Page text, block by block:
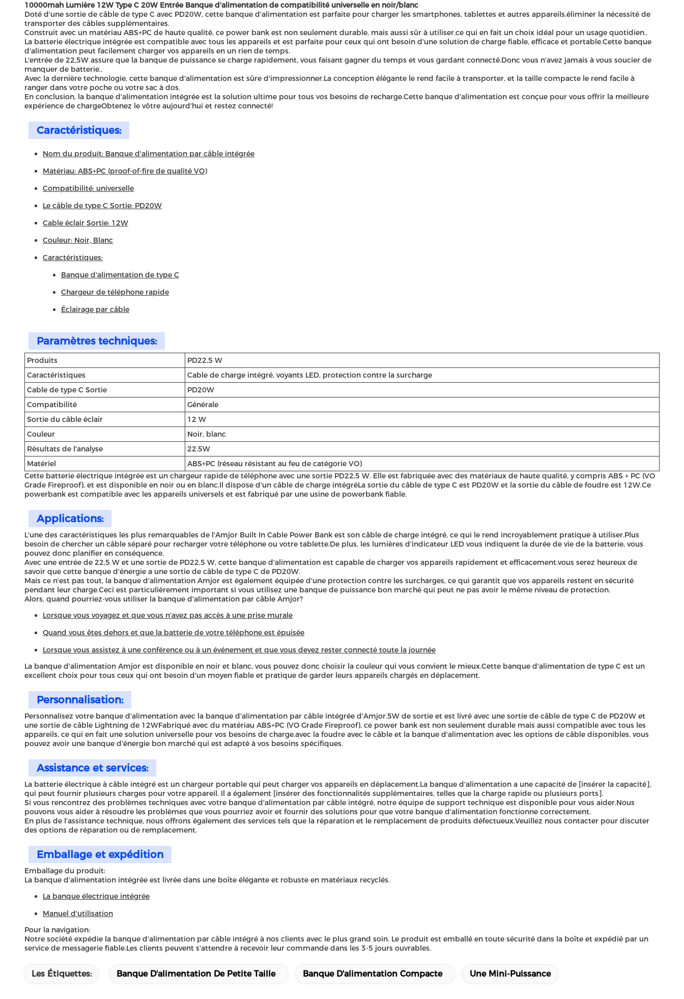
10000mah Lumière 12W Type C 20W Entrée Banque d'alimentation de compatibilité universelle en noir/blanc
Doté d'une sortie de câble de type C avec PD20W, cette banque d'alimentation est parfaite pour charger les smartphones, tablettes et autres appareils.éliminer la nécessité de
transporter des câbles supplémentaires.
Construit avec un matériau ABS+PC de haute qualité, ce power bank est non seulement durable, mais aussi sûr à utiliser.ce qui en fait un choix idéal pour un usage quotidien..
La batterie électrique intégrée est compatible avec tous les appareils et est parfaite pour ceux qui ont besoin d'une solution de charge fiable, efficace et portable.Cette banque
d'alimentation peut facilement charger vos appareils en un rien de temps.
L'entrée de 22,5W assure que la banque de puissance se charge rapidement, vous faisant gagner du temps et vous gardant connecté.Donc vous n'avez jamais à vous soucier de
manquer de batterie..
Avec la dernière technologie, cette banque d'alimentation est sûre d'impressionner.La conception élégante le rend facile à transporter, et la taille compacte le rend facile à
ranger dans votre poche ou votre sac à dos.
En conclusion, la banque d'alimentation intégrée est la solution ultime pour tous vos besoins de recharge.Cette banque d'alimentation est conçue pour vous offrir la meilleure
expérience de chargeObtenez le vôtre aujourd'hui et restez connecté!
Caractéristiques:
Nom du produit: Banque d'alimentation par câble intégrée
Matériau: ABS+PC (proof-of-fire de qualité VO)
Compatibilité: universelle
Le câble de type C Sortie: PD20W
Cable éclair Sortie: 12W
Couleur: Noir, Blanc
Caractéristiques:
Banque d'alimentation de type C
Chargeur de téléphone rapide
Éclairage par câble
Paramètres techniques:
Produits
PD22,5 W
Caractéristiques
Cable de charge intégré, voyants LED, protection contre la surcharge
Cable de type C Sortie
PD20W
Compatibilité
Générale
Sortie du câble éclair
12 W
Couleur
Noir, blanc
Résultats de l'analyse
22.5W
Matériel
ABS+PC (réseau résistant au feu de catégorie VO)
Cette batterie électrique intégrée est un chargeur rapide de téléphone avec une sortie PD22,5 W. Elle est fabriquée avec des matériaux de haute qualité, y compris ABS + PC (VO
Grade Fireproof), et est disponible en noir ou en blanc.Il dispose d'un câble de charge intégréLa sortie du câble de type C est PD20W et la sortie du câble de foudre est 12W.Ce
powerbank est compatible avec les appareils universels et est fabriqué par une usine de powerbank fiable.
Applications:
L'une des caractéristiques les plus remarquables de l'Amjor Built In Cable Power Bank est son câble de charge intégré, ce qui le rend incroyablement pratique à utiliser.Plus
besoin de chercher un câble séparé pour recharger votre téléphone ou votre tablette.De plus, les lumières d'indicateur LED vous indiquent la durée de vie de la batterie, vous
pouvez donc planifier en conséquence.
Avec une entrée de 22,5 W et une sortie de PD22,5 W, cette banque d'alimentation est capable de charger vos appareils rapidement et efficacement.vous serez heureux de
savoir que cette banque d'énergie a une sortie de câble de type C de PD20W.
Mais ce n'est pas tout, la banque d'alimentation Amjor est également équipée d'une protection contre les surcharges, ce qui garantit que vos appareils restent en sécurité
pendant leur charge.Ceci est particulièrement important si vous utilisez une banque de puissance bon marché qui peut ne pas avoir le même niveau de protection.
Alors, quand pourriez-vous utiliser la banque d'alimentation par câble Amjor?
Lorsque vous voyagez et que vous n'avez pas accès à une prise murale
Quand vous êtes dehors et que la batterie de votre téléphone est épuisée
Lorsque vous assistez à une conférence ou à un événement et que vous devez rester connecté toute la journée
La banque d'alimentation Amjor est disponible en noir et blanc, vous pouvez donc choisir la couleur qui vous convient le mieux.Cette banque d'alimentation de type C est un
excellent choix pour tous ceux qui ont besoin d'un moyen fiable et pratique de garder leurs appareils chargés en déplacement.
Personnalisation:
Personnalisez votre banque d'alimentation avec la banque d'alimentation par câble intégrée d'Amjor.5W de sortie et est livré avec une sortie de câble de type C de PD20W et
une sortie de câble Lightning de 12WFabriqué avec du matériau ABS+PC (VO Grade Fireproof), ce power bank est non seulement durable mais aussi compatible avec tous les
appareils, ce qui en fait une solution universelle pour vos besoins de charge.avec la foudre avec le câble et la banque d'alimentation avec les options de câble disponibles, vous
pouvez avoir une banque d'énergie bon marché qui est adapté à vos besoins spécifiques.
Assistance et services:
La batterie électrique à câble intégré est un chargeur portable qui peut charger vos appareils en déplacement.La banque d'alimentation a une capacité de [insérer la capacité],
qui peut fournir plusieurs charges pour votre appareil. Il a également [insérer des fonctionnalités supplémentaires, telles que la charge rapide ou plusieurs ports].
Si vous rencontrez des problèmes techniques avec votre banque d'alimentation par câble intégré, notre équipe de support technique est disponible pour vous aider.Nous
pouvons vous aider à résoudre les problèmes que vous pourriez avoir et fournir des solutions pour que votre banque d'alimentation fonctionne correctement.
En plus de l'assistance technique, nous offrons également des services tels que la réparation et le remplacement de produits défectueux.Veuillez nous contacter pour discuter
des options de réparation ou de remplacement.
Emballage et expédition
Emballage du produit:
La banque d'alimentation intégrée est livrée dans une boîte élégante et robuste en matériaux recyclés.
La banque électrique intégrée
Manuel d'utilisation
Pour la navigation:
Notre société expédie la banque d'alimentation par câble intégré à nos clients avec le plus grand soin. Le produit est emballé en toute sécurité dans la boîte et expédié par un
service de messagerie fiable.Les clients peuvent s'attendre à recevoir leur commande dans les 3-5 jours ouvrables.
Les Étiquettes: Banque D'alimentation De Petite Taille Banque D'alimentation Compacte Une Mini-Puissance